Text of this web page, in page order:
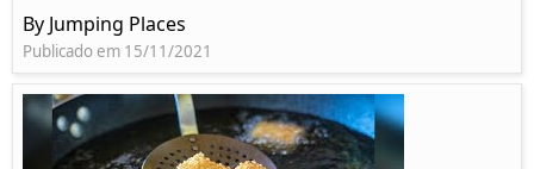
By Jumping Places
Publicado em 15/11/2021